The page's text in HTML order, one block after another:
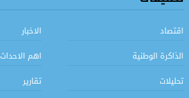
اقتصاد
الاخبار
الذاكرة الوطنية
اهم الاحداث
تحليلات
تقارير